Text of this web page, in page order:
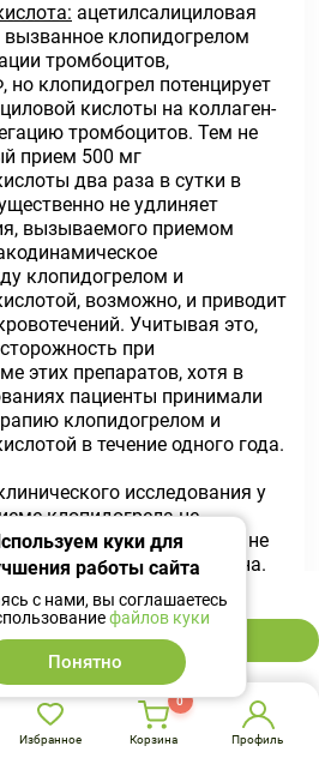
-30%
469 ₽
В корзину
ацетилсалициловая
вызванное клопидогрелом
тромбоцитов,
клопидогрел потенцирует
кислоты на коллаген-
тромбоцитов. Тем не
прием 500 мг
два раза в сутки в
не удлиняет
вызываемого приемом
клопидогрелом и
возможно, и приводит
Учитывая это,
при
этих препаратов, хотя в
пациенты принимали
клопидогрелом и
в течение одного года.
исследования у
клопидогрела не
дозы гепарина, а также не
действие гепарина.
гепарина не оказывало
агрегации тромбоцитов
фармакодинамическое
клопидогрелом и гепарином,
риска развития
одновременное применение
осторожности.
Избранное Корзина
0
Профиль
куки для
работы сайта
с нами, вы соглашаетесь
файлов куки
Понятно